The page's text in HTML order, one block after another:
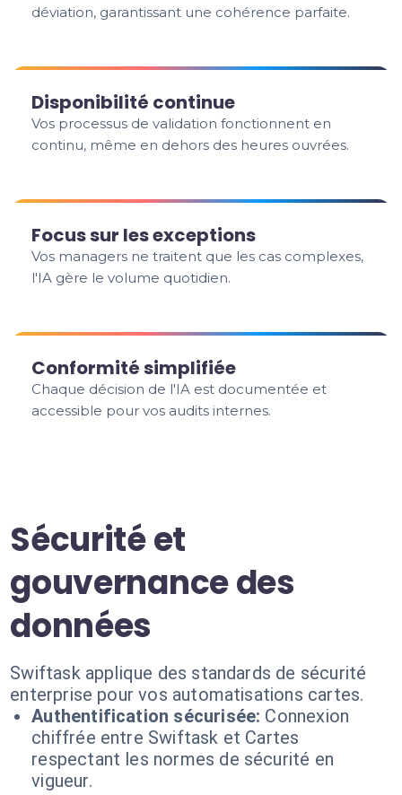
déviation, garantissant une cohérence parfaite.
Disponibilité continue
Vos processus de validation fonctionnent en
continu, même en dehors des heures ouvrées.
Focus sur les exceptions
Vos managers ne traitent que les cas complexes,
l'IA gère le volume quotidien.
Conformité simplifiée
Chaque décision de l'IA est documentée et
accessible pour vos audits internes.
Sécurité et
gouvernance des
données
Swiftask applique des standards de sécurité
enterprise pour vos automatisations cartes.
Authentification sécurisée: Connexion
chiffrée entre Swiftask et Cartes
respectant les normes de sécurité en
vigueur.